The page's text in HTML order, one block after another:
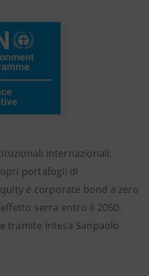
internazionali,
portafogli di
e corporate bond a zero
serra entro il 2050.
tramite Intesa Sanpaolo